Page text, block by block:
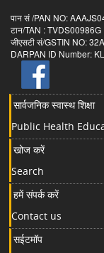
पान सं /PAN NO:
टान/TAN : TVDS00986G
जीएसटी सं/GSTIN NO:
DARPAN ID Number:
सार्वजनिक स्वास्थ शिक्षा
Public Health
खोज करें
Search
हमें संपर्क करें
Contact us
सईटमॉप